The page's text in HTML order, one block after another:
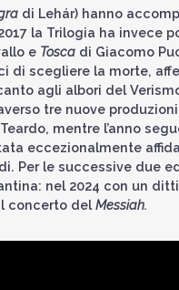
di Lehár) hanno
la Trilogia ha invece
e Tosca di Giacomo
di scegliere la morte,
agli albori del
tre nuove
mentre l’anno
eccezionalmente
Per le successive due
nel 2024 con un
concerto delMessiah.